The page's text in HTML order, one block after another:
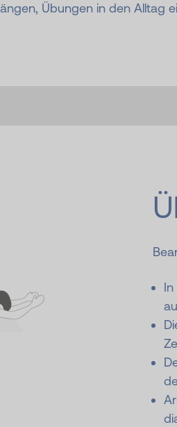
Übungen in den Alltag